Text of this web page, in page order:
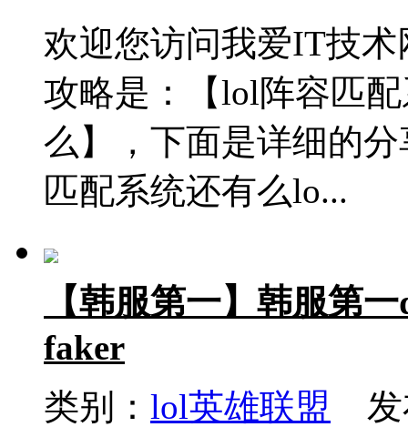
欢迎您访问我爱IT技
攻略是：【lol阵容匹
么】，下面是详细的
匹配系统还有么lo...
【韩服第一】韩服第
faker
类别： lol英雄联盟 发